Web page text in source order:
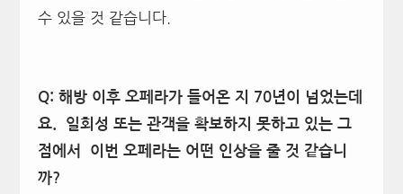
수 있을 것 같습니다.
Q: 해방 이후 오페라가 들어온 지 70년이 넘었는데
요. 일회성 또는 관객을 확보하지 못하고 있는 그
점에서 이번 오페라는 어떤 인상을 줄 것 같습니
까?